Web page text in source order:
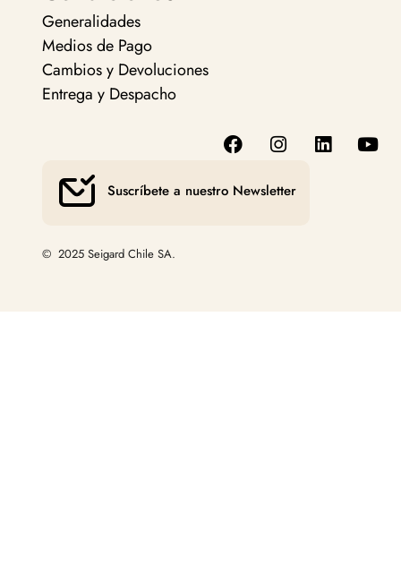
Generalidades
Medios de Pago
Cambios y Devoluciones
Entrega y Despacho
Suscríbete a nuestro Newsletter
© 2025 Seigard Chile SA.